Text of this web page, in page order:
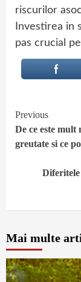
riscurilor
Investirea in
pas crucial
Continue
Reading
Previous
De ce este
greutate si ce
Mai multe